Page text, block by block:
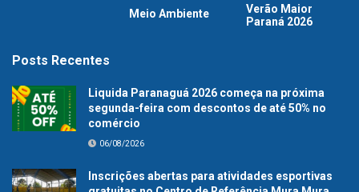
Meio Ambiente
Verão Maior
Paraná 2026
Posts Recentes
Liquida Paranaguá 2026 começa na próxima
segunda-feira com descontos de até 50% no
comércio
06/08/2026
Inscrições abertas para atividades esportivas